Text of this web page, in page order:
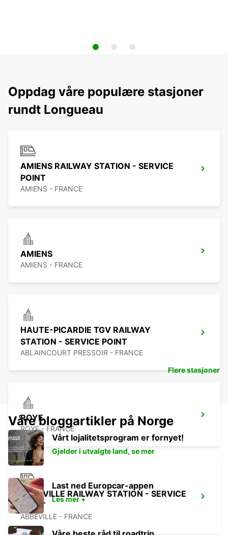
Oppdag våre populære stasjoner
rundt Longueau
AMIENS RAILWAY STATION - SERVICE
POINT
AMIENS - FRANCE
AMIENS
AMIENS - FRANCE
HAUTE-PICARDIE TGV RAILWAY
STATION - SERVICE POINT
ABLAINCOURT PRESSOIR - FRANCE
ROYE
ROYE - FRANCE
ABBEVILLE RAILWAY STATION - SERVICE
POINT
ABBEVILLE - FRANCE
Flere stasjoner
Våre bloggartikler på Norge
Vårt lojalitetsprogram er fornyet!
Gjelder i utvalgte land, se mer
Last ned Europcar-appen
Les mer +